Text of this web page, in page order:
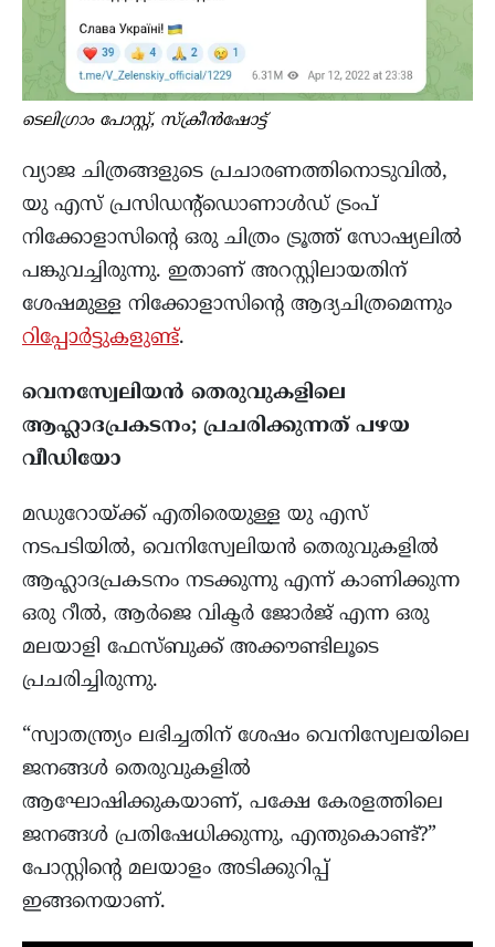
ടെലിഗ്രാം പോസ്റ്റ്, സ്ക്രീൻഷോട്ട്
വ്യാജ ചിത്രങ്ങളുടെ പ്രചാരണത്തിനൊടുവിൽ,
യു എസ് പ്രസിഡന്റ്‌ഡൊണാൾഡ് ട്രംപ്
നിക്കോളാസിന്റെ ഒരു ചിത്രം ട്രൂത്ത് സോഷ്യലിൽ
പങ്കുവച്ചിരുന്നു. ഇതാണ് അറസ്റ്റിലായതിന്
ശേഷമുള്ള നിക്കോളാസിന്റെ ആദ്യചിത്രമെന്നും
റിപ്പോർട്ടുകളുണ്ട്.
വെനസ്വേലിയൻ തെരുവുകളിലെ
ആഹ്ലാദപ്രകടനം; പ്രചരിക്കുന്നത് പഴയ
വീഡിയോ
മഡുറോയ്ക്ക് എതിരെയുള്ള യു എസ്
നടപടിയിൽ, വെനിസ്വേലിയൻ തെരുവുകളിൽ
ആഹ്ലാദപ്രകടനം നടക്കുന്നു എന്ന് കാണിക്കുന്ന
ഒരു റീൽ, ആർജെ വിക്ടർ ജോർജ് എന്ന ഒരു
മലയാളി ഫേസ്ബുക്ക് അക്കൗണ്ടിലൂടെ
പ്രചരിച്ചിരുന്നു.
“സ്വാതന്ത്ര്യം ലഭിച്ചതിന് ശേഷം വെനിസ്വേലയിലെ
ജനങ്ങൾ തെരുവുകളിൽ
ആഘോഷിക്കുകയാണ്, പക്ഷേ കേരളത്തിലെ
ജനങ്ങൾ പ്രതിഷേധിക്കുന്നു, എന്തുകൊണ്ട്?”
പോസ്റ്റിന്റെ മലയാളം അടിക്കുറിപ്പ്
ഇങ്ങനെയാണ്.